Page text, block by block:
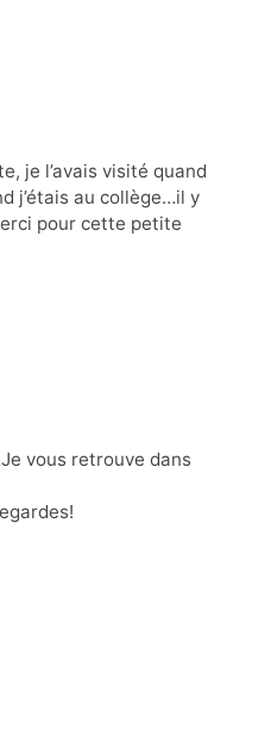
je l’avais visité quand
j’étais au collège…il y
pour cette petite
vous retrouve dans